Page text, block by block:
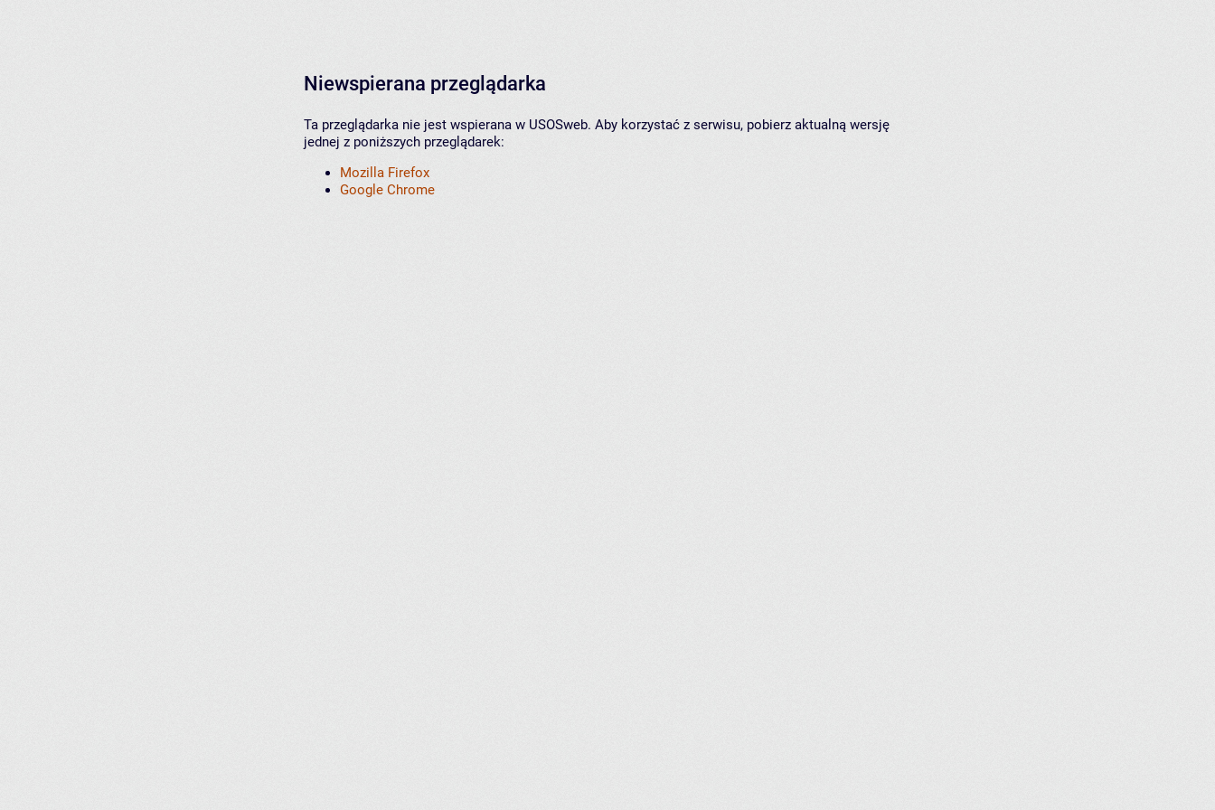
Niewspierana przeglądarka
Ta przeglądarka nie jest wspierana w USOSweb. Aby korzystać z serwisu, pobierz aktualną wersję
jednej z poniższych przeglądarek:
Mozilla Firefox
Google Chrome